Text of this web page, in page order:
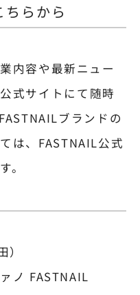
らから
内容や最新ニュー
式サイト にて随時
ブランドの
は、 FASTNAIL公式
。
ノ FASTNAIL